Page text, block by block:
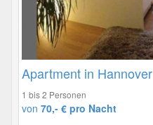
Apartment in Hannover
1 bis 2 Personen
von 70,- € pro Nacht